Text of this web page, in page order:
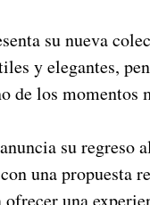
su nueva
y elegantes,
de los momentos
su regreso
una propuesta
una